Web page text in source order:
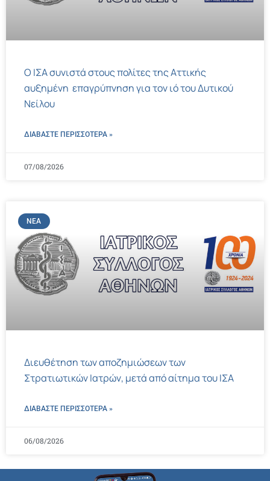
Ο ΙΣΑ συνιστά στους πολίτες της Αττικής
αυξημένη επαγρύπνηση για τον ιό του Δυτικού
Νείλου
ΔΙΑΒΑΣΤΕ ΠΕΡΙΣΣΌΤΕΡΑ »
07/08/2026
ΝΈΑ
Διευθέτηση των αποζημιώσεων των
Στρατιωτικών Ιατρών, μετά από αίτημα του ΙΣΑ
ΔΙΑΒΑΣΤΕ ΠΕΡΙΣΣΌΤΕΡΑ »
06/08/2026